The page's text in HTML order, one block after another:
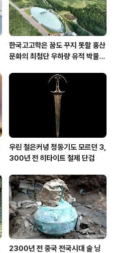
한국고고학은 꿈도 꾸지 못할 홍산
문화의 최첨단 우하량 유적 박물관
우린 철은커녕 청동기도 모르던 3,
300년 전 히타이트 철제 단검
2300년 전 중국 전국시대 술 닝